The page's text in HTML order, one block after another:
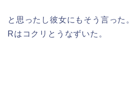
と思ったし彼女にもそう言った。
Rはコクリとうなずいた。